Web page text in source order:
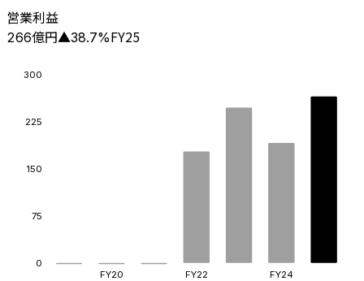
営業利益
266億円▲38.7%FY25
0
75
150
225
300
FY20 FY22 FY24